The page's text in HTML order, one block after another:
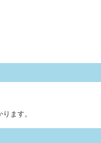
ます。